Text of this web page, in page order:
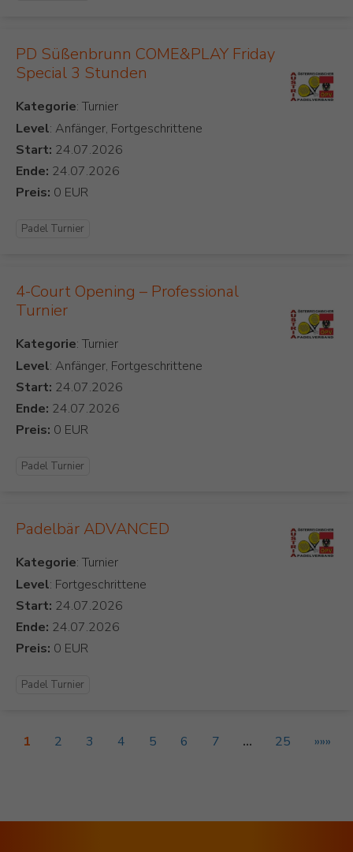
PD Süßenbrunn COME&PLAY Friday
Special 3 Stunden
Kategorie
Level: Anfänger, Fortgeschrittene
Start:
Ende:
Preis:
Padel Turnier
4-Court Opening – Professional
Turnier
Kategorie
Level: Anfänger, Fortgeschrittene
Start:
Ende:
Preis:
Padel Turnier
Padelbär ADVANCED
Kategorie
Level: Fortgeschrittene
Start:
Ende:
Preis:
Padel Turnier
1 2 3 4 5 6 7 … 25 »»»